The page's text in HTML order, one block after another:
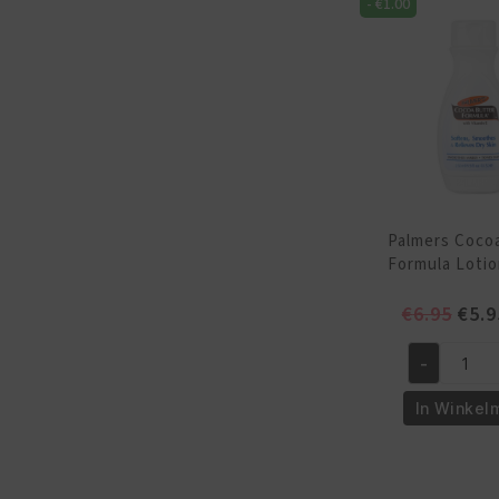
aantal
- €1.00
Palmers
Formula
€6.95
was:
€
Palmers
Cocoa
Butter
-
In